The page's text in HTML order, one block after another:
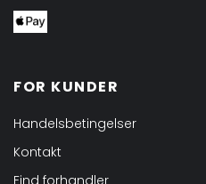
FOR KUNDER
Handelsbetingelser
Kontakt
Find forhandler